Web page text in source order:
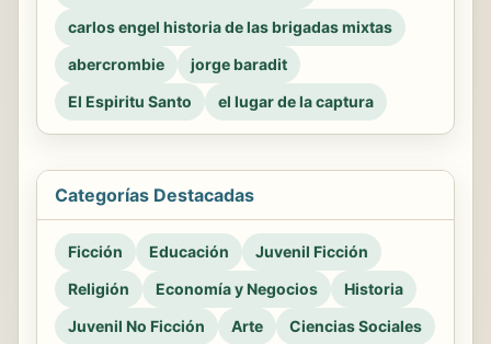
carlos engel historia de las brigadas mixtas
abercrombie
jorge baradit
El Espiritu Santo
el lugar de la captura
Categorías Destacadas
Ficción Educación
Juvenil Ficción
Religión
Economía y Negocios
Historia
Juvenil No Ficción
Arte Ciencias Sociales